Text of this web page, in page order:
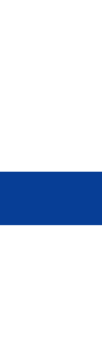
6,20 Persen,